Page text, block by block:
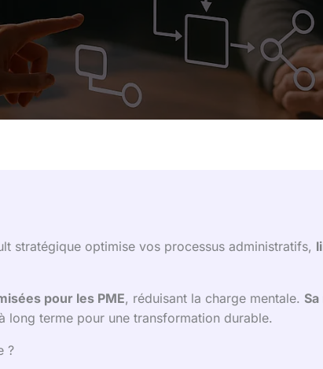
stratégique optimise vos processus administratifs,
pour les PME, réduisant la charge mentale.
long terme pour une transformation durable.
?